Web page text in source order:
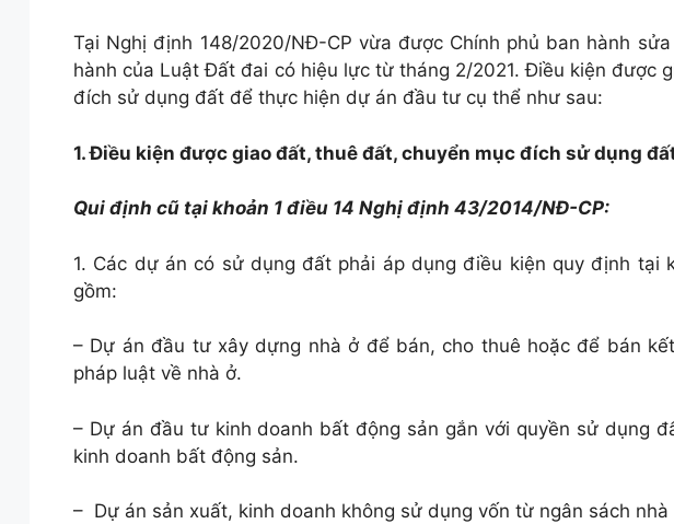
Tại Nghị định 148/2020/NĐ-CP vừa được Chính phủ ban hành
hành của Luật Đất đai có hiệu lực từ tháng 2/2021. Điều kiện được
đích sử dụng đất để thực hiện dự án đầu tư cụ thể như sau:
1. Điều kiện được giao đất, thuê đất, chuyển mục đích sử dụng
Qui định cũ tại khoản 1 điều 14 Nghị định 43/2014/NĐ-CP:
1. Các dự án có sử dụng đất phải áp dụng điều kiện quy định tại
gồm:
– Dự án đầu tư xây dựng nhà ở để bán, cho thuê hoặc để bán
pháp luật về nhà ở.
– Dự án đầu tư kinh doanh bất động sản gắn với quyền sử dụng
kinh doanh bất động sản.
– Dự án sản xuất, kinh doanh không sử dụng vốn từ ngân sách nhà